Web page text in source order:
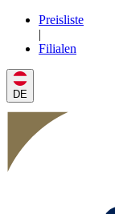
Preisliste
|
Filialen
DE